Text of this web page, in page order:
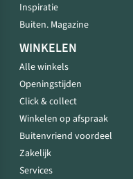
Inspiratie
Buiten. Magazine
WINKELEN
Alle winkels
Openingstijden
Click & collect
Winkelen op afspraak
Buitenvriend voordeel
Zakelijk
Services